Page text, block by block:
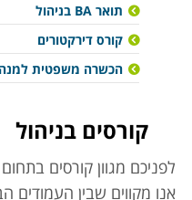
תואר BA בניהול
קורס דירקטורים
הכשרה משפטית
קורסים בניהול
לפניכם מגוון קורסים
אנו מקווים שבין העמודים